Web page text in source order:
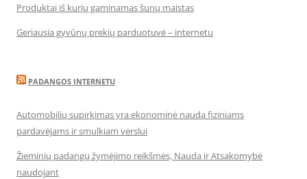
Produktai iš kurių gaminamas šunų maistas
Geriausia gyvūnų prekių parduotuvė – internetu
PADANGOS INTERNETU
Automobilių supirkimas yra ekonominė nauda fiziniams
pardavėjams ir smulkiam verslui
Žieminių padangų žymėjimo reikšmės, Nauda ir Atsakomybė
naudojant